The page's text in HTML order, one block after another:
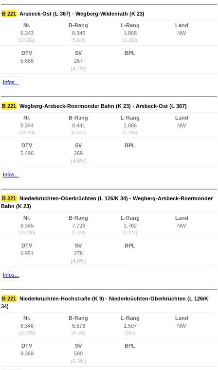
B 221 Arsbeck-Ost (L 367) - Wegberg-Wildenrath (K 23)
Nr.
6.343
(10.292)
B-Rang
8.346
(5.946)
L-Rang
1.868
(1.282)
Land
NW
DTV
5.688
SV
267
(4,7%)
BPL
Infos...
B 221 Wegberg-Arsbeck-Roermonder Bahn (K 23) - Arsbeck-Ost (L 367)
Nr.
6.344
(10.291)
B-Rang
8.441
(6.041)
L-Rang
1.886
(1.300)
Land
NW
DTV
5.496
SV
269
(4,9%)
BPL
Infos...
B 221 Niederkrüchten-Oberkrüchten (L 126/K 34) - Wegberg-Arsbeck-Roermonder
Bahn (K 23)
Nr.
6.345
(10.290)
B-Rang
7.728
(5.333)
L-Rang
1.762
(1.177)
Land
NW
DTV
6.951
SV
278
(4,0%)
BPL
Infos...
B 221 Niederkrüchten-Hochstraße (K 9) - Niederkrüchten-Oberkrüchten (L 126/K
34)
Nr.
6.346
(10.289)
B-Rang
6.573
(4.188)
L-Rang
1.507
(924)
Land
NW
DTV
9.369
SV
590
(6,3%)
BPL